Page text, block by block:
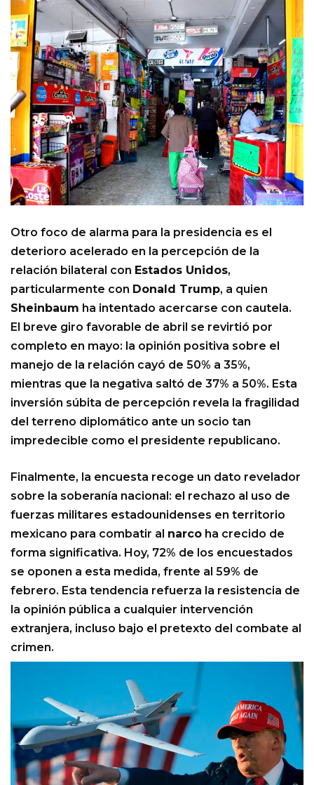
Otro foco de alarma para la presidencia es el
deterioro acelerado en la percepción de la
relación bilateral con Estados Unidos,
particularmente con Donald Trump, a quien
Sheinbaum ha intentado acercarse con cautela.
El breve giro favorable de abril se revirtió por
completo en mayo: la opinión positiva sobre el
manejo de la relación cayó de 50% a 35%,
mientras que la negativa saltó de 37% a 50%. Esta
inversión súbita de percepción revela la fragilidad
del terreno diplomático ante un socio tan
impredecible como el presidente republicano.
Finalmente, la encuesta recoge un dato revelador
sobre la soberanía nacional: el rechazo al uso de
fuerzas militares estadounidenses en territorio
mexicano para combatir al narco ha crecido de
forma significativa. Hoy, 72% de los encuestados
se oponen a esta medida, frente al 59% de
febrero. Esta tendencia refuerza la resistencia de
la opinión pública a cualquier intervención
extranjera, incluso bajo el pretexto del combate al
crimen.